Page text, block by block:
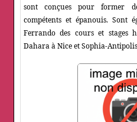
sont conçues pour former
compétents et épanouis. Sont
Ferrando des cours et stages
Dahara à Nice et Sophia-